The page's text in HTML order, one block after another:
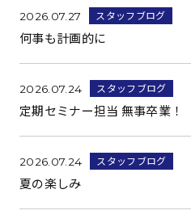
2026.07.27 スタッフブログ
何事も計画的に
2026.07.24 スタッフブログ
定期セミナー担当 無事卒業！
2026.07.24 スタッフブログ
夏の楽しみ